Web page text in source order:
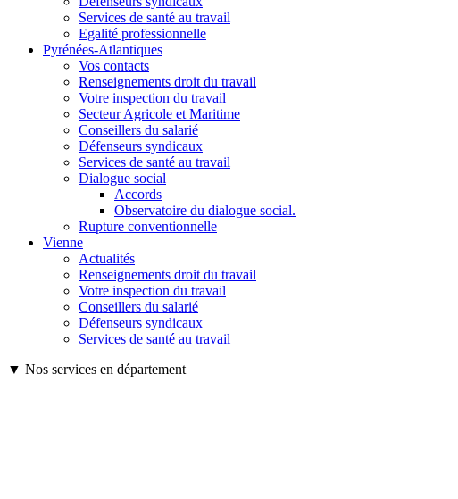
Services de santé au travail
Egalité professionnelle
Pyrénées-Atlantiques
Vos contacts
Renseignements droit du travail
Votre inspection du travail
Secteur Agricole et Maritime
Conseillers du salarié
Défenseurs syndicaux
Services de santé au travail
Dialogue social
Accords
Observatoire du dialogue social.
Rupture conventionnelle
Vienne
Actualités
Renseignements droit du travail
Votre inspection du travail
Conseillers du salarié
Défenseurs syndicaux
Services de santé au travail
▼ Nos services en département